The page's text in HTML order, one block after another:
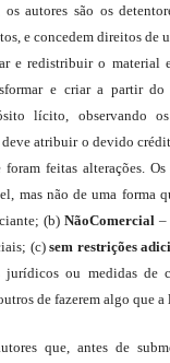
os autores são os
e concedem direitos de
e redistribuir o material
e criar a partir
lícito, observando
atribuir o devido
feitas alterações.
mas não de uma forma
(b)NãoComercial –
(c)sem restrições
jurídicos ou medidas de
de fazerem algo que a
que, antes de